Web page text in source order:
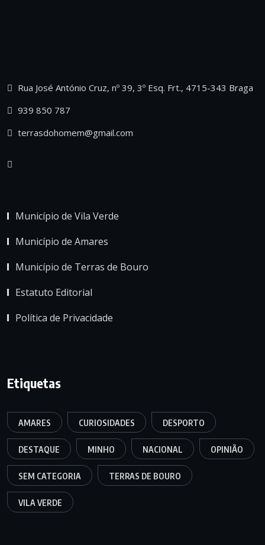
Rua José António Cruz, nº 39, 3º Esq. Frt., 4715-343 Braga
939 850 787
terrasdohomem@gmail.com
Município de Vila Verde
Município de Amares
Município de Terras de Bouro
Estatuto Editorial
Política de Privacidade
Etiquetas
AMARES CURIOSIDADES DESPORTO
DESTAQUE MINHO NACIONAL OPINIÃO
SEM CATEGORIA TERRAS DE BOURO
VILA VERDE